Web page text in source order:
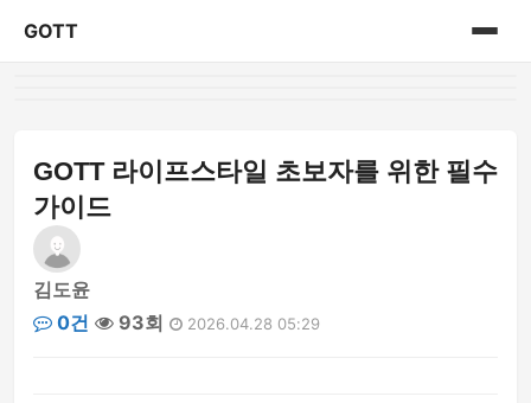
GOTT
GOTT 라이프스타일 초보자를 위한 필수
가이드
김도윤
0건
93회 2026.04.28 05:29